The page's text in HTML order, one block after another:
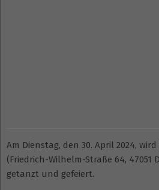
Am Dienstag, den 30. April 2024,
(Friedrich-Wilhelm-Straße 64, 47051
getanzt und gefeiert.